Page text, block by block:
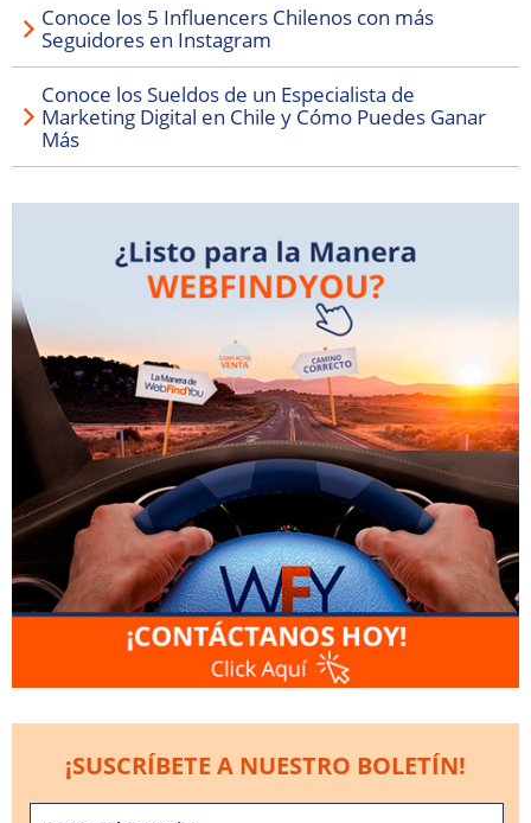
Conoce los 5 Influencers Chilenos con más
Seguidores en Instagram
Conoce los Sueldos de un Especialista de
Marketing Digital en Chile y Cómo Puedes Ganar
Más
¡SUSCRÍBETE A NUESTRO BOLETÍN!